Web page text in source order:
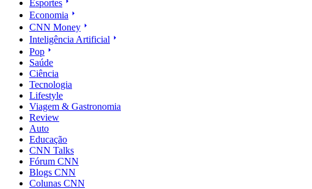
Esportes
Economia
CNN Money
Inteligência Artificial
Pop
Saúde
Ciência
Tecnologia
Lifestyle
Viagem & Gastronomia
Review
Auto
Educação
CNN Talks
Fórum CNN
Blogs CNN
Colunas CNN